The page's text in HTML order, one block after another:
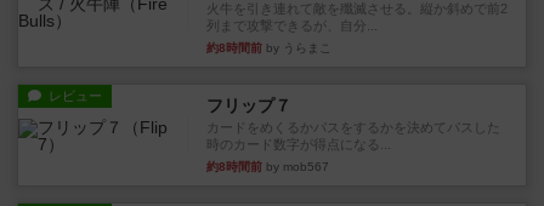
火牛を引き連れて敵を殲滅させる。縦か斜めで前2
列まで攻撃できるが、自分...
約8時間前 by うらまこ
レビュー フリップ７
カードをめくるかパスをするかを決めてパスした
時のカード数字が得点になる...
約8時間前 by mob567